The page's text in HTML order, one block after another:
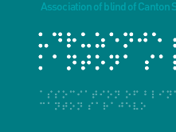
Association of blind of Canton